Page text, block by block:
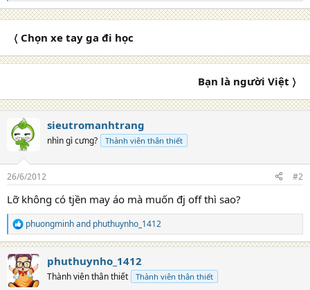
e
a
o
〈 Chọn xe tay ga đi học
Bạn là người Việt 〉
sieutromanhtrang
nhìn gì cưng? Thành viên thân thiết
26/6/2012 #2
Lỡ không có tjền may áo mà muốn đj off thì sao?
R
e
a
c
t
i
phuongminhand phuthuynho_1412
phuthuynho_1412
Thành viên thân thiết Thành viên thân thiết